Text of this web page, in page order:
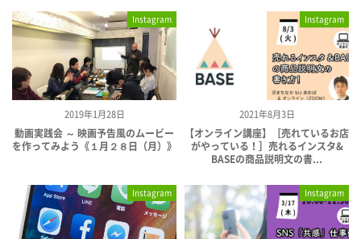
2019年1月28日
Instagram
動画実践会 ～ 映画予告風のムービー
を作ってみよう《１月２８日（月）》
2021年8月3日
Instagram
【オンライン講座】［売れているお店
がやっている！］売れるインスタ&
BASEの商品説明文の書...
Instagram Instagram